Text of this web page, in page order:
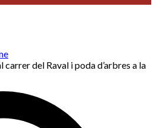
carrer del Raval i poda d’arbres a la